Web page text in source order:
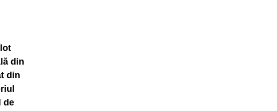
din
din
de